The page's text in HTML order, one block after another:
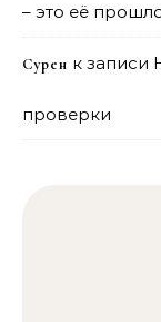
– это её
Сурен к записи
проверки